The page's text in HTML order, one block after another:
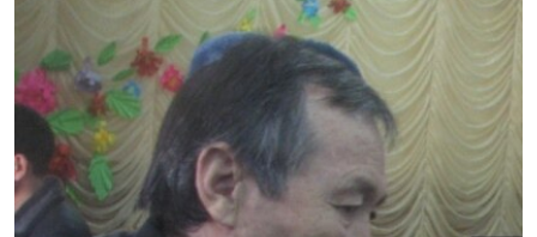
АЗАТТЫК+
ЫҢГАЙСЫЗ СУРООЛОР
ЭЕ/АРнун бардык сайттары